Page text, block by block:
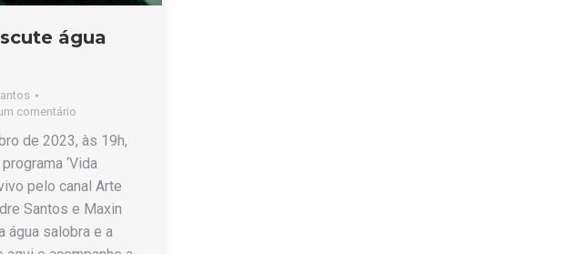
água
comentário
de 2023, às 19h,
‘Vida
pelo canal Arte
Santos e Maxin
água salobra e a